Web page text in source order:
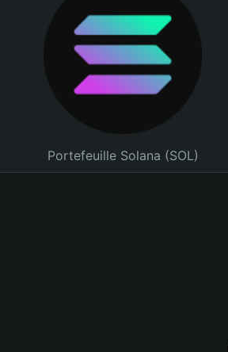
Portefeuille Solana (SOL)